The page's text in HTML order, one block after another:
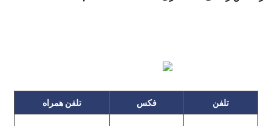
تلفن فکس تلفن همراه